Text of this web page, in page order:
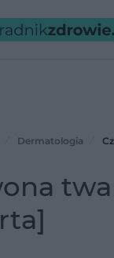
Dermatologia